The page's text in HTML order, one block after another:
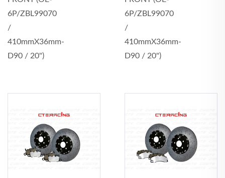
6P/ZBL99070
/
410mmX36mm-
D90 / 20")
6P/ZBL99070
/
410mmX36mm-
D90 / 20")